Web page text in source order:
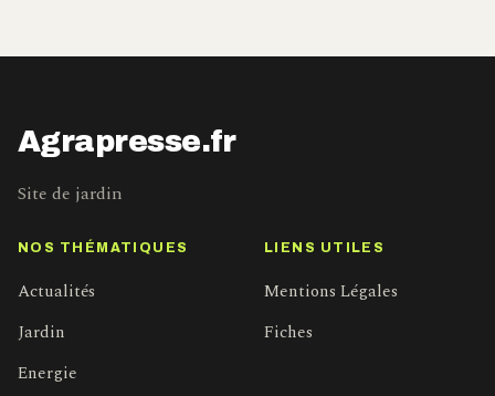
Agrapresse.fr
Site de jardin
NOS THÉMATIQUES
Actualités
Jardin
Energie
LIENS UTILES
Mentions Légales
Fiches